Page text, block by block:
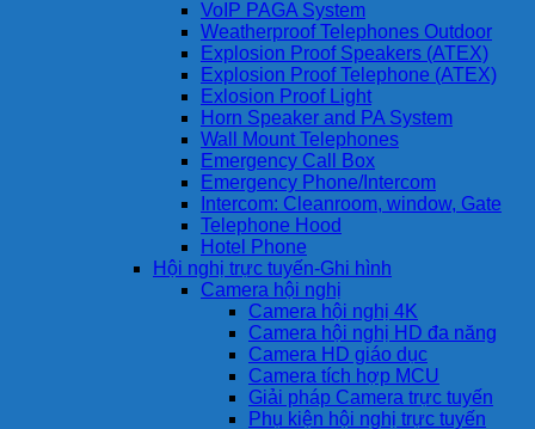
VoIP PAGA System
Weatherproof Telephones Outdoor
Explosion Proof Speakers (ATEX)
Explosion Proof Telephone (ATEX)
Exlosion Proof Light
Horn Speaker and PA System
Wall Mount Telephones
Emergency Call Box
Emergency Phone/Intercom
Intercom: Cleanroom, window, Gate
Telephone Hood
Hotel Phone
Hội nghị trực tuyến-Ghi hình
Camera hội nghị
Camera hội nghị 4K
Camera hội nghị HD đa năng
Camera HD giáo dục
Camera tích hợp MCU
Giải pháp Camera trực tuyến
Phụ kiện hội nghị trực tuyến